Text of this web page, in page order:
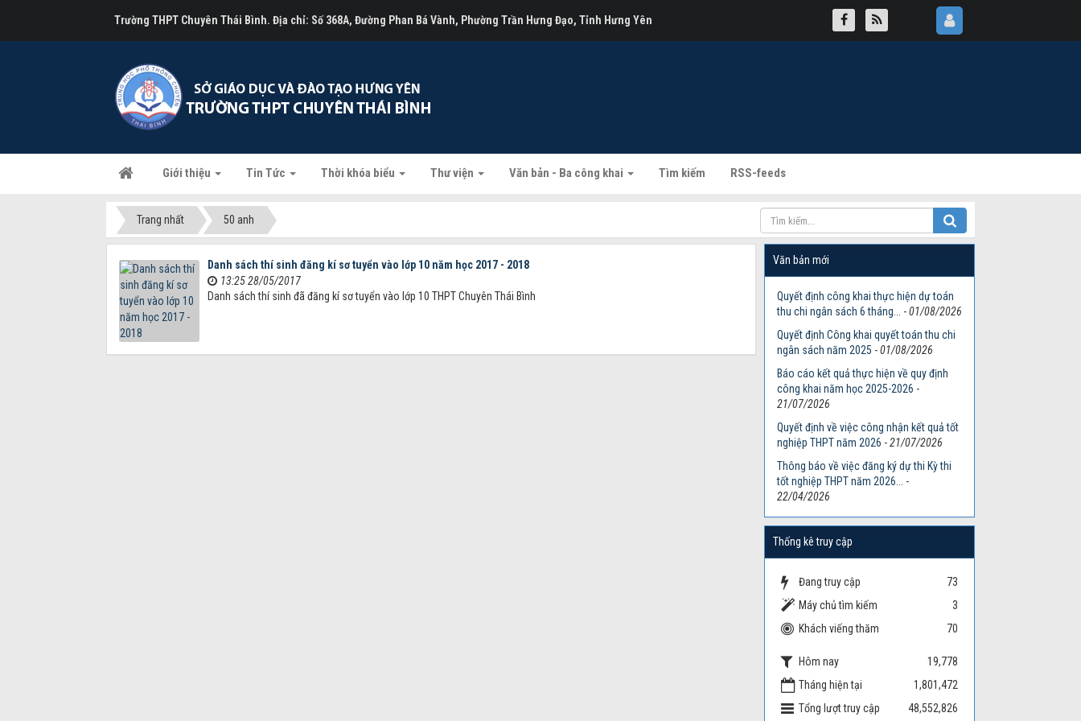
Giới thiệu Tin Tức Thời khóa biểu Thư viện Văn bản - Ba công khai Tìm kiếm RSS-feeds
Trường THPT Chuyên Thái Bình. Địa chỉ: Số 368A, Đường Phan Bá Vành, Phường Trần Hưng Đạo, Tỉnh Hưng Yên
Trang nhất 50 anh
Danh sách thí sinh đăng kí sơ tuyển vào lớp 10 năm học 2017 - 2018
13:25 28/05/2017
Danh sách thí sinh đã đăng kí sơ tuyển vào lớp 10 THPT Chuyên Thái Bình
Văn bản mới
Quyết định công khai thực hiện dự toán
thu chi ngân sách 6 tháng...
-01/08/2026
Quyết định Công khai quyết toán thu chi
ngân sách năm 2025 -01/08/2026
Báo cáo kết quả thực hiện về quy định
công khai năm học 2025-2026 -
21/07/2026
Quyết định về việc công nhận kết quả tốt
nghiệp THPT năm 2026 -21/07/2026
Thông báo về việc đăng ký dự thi Kỳ thi
tốt nghiệp THPT năm 2026...
-
22/04/2026
Thống kê truy cập
Đang truy cập
73
Máy chủ tìm kiếm
3
Khách viếng thăm
70
Hôm nay
19,778
Tháng hiện tại
1,801,472
Tổng lượt truy cập
48,552,826